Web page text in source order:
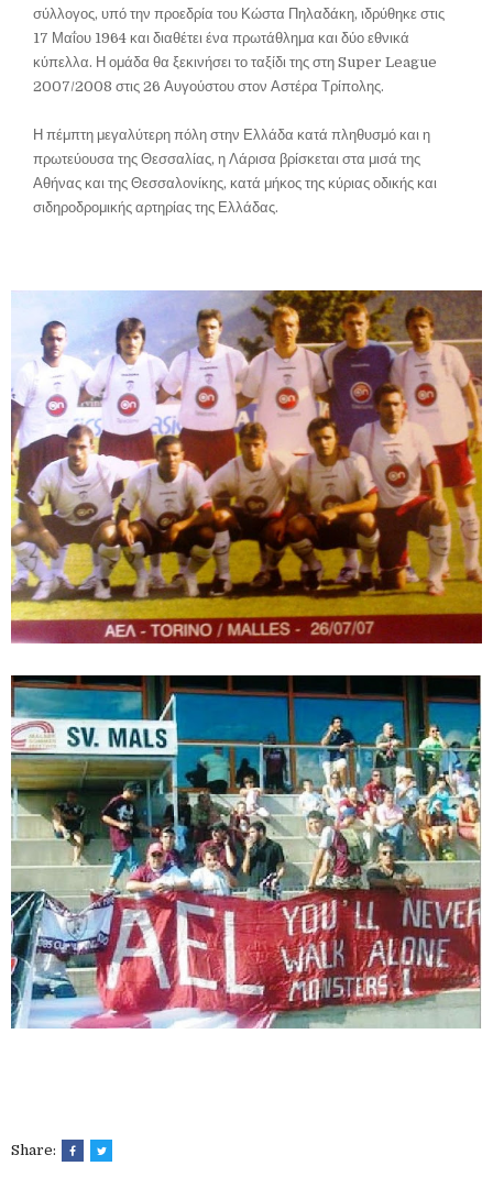
σύλλογος, υπό την προεδρία του Κώστα Πηλαδάκη, ιδρύθηκε στις
17 Μαΐου 1964 και διαθέτει ένα πρωτάθλημα και δύο εθνικά
κύπελλα. Η ομάδα θα ξεκινήσει το ταξίδι της στη Super League
2007/2008 στις 26 Αυγούστου στον Αστέρα Τρίπολης.
Η πέμπτη μεγαλύτερη πόλη στην Ελλάδα κατά πληθυσμό και η
πρωτεύουσα της Θεσσαλίας, η Λάρισα βρίσκεται στα μισά της
Αθήνας και της Θεσσαλονίκης, κατά μήκος της κύριας οδικής και
σιδηροδρομικής αρτηρίας της Ελλάδας.
Share: